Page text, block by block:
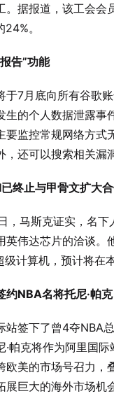
。据报道，该工会会
24%。
告”功能
于7月底向所有谷歌
生的个人数据泄露
要监控常规网络方式
还可以搜索相关漏
终止与甲骨文扩大
，马斯克证实，名
英伟达芯片的洽谈。
计算机，预计将在
约NBA名将托尼·帕克
站签下了曾4夺NBA
·帕克将作为阿里国
欧美的市场号召力，
展巨大的海外市场机会